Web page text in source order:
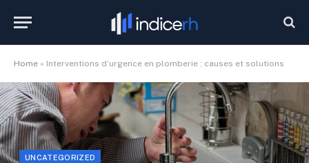
Home » Interventions d’urgence en plomberie : causes et solutions
UNCATEGORIZED